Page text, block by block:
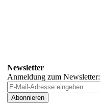
Newsletter
Anmeldung zum Newsletter:
Abonnieren